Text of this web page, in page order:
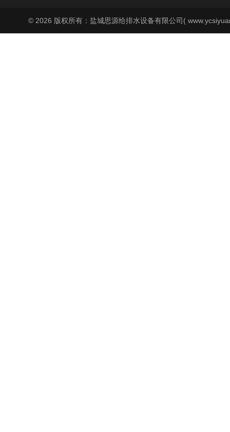
© 2026 版权所有：盐城思源给排水设备有限公司(